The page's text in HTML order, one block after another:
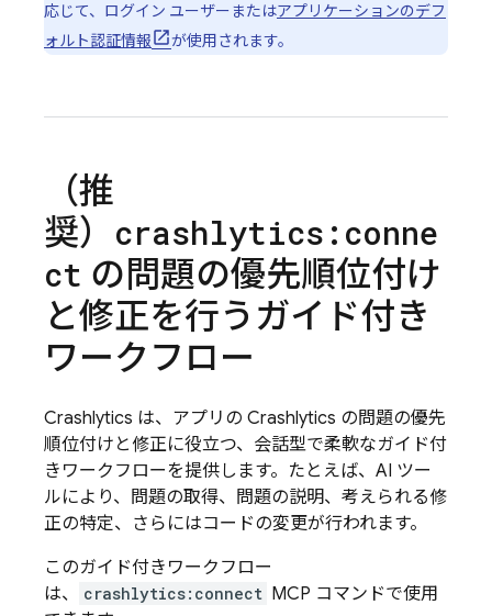
応じて、ログイン ユーザーまたはアプリケーションのデフ
ォルト認証情報
が使用されます。
（推
奨） crashlytics:conne
ct の問題の優先順位付け
と修正を行うガイド付き
ワークフロー
Crashlytics は、アプリの Crashlytics の問題の優先
順位付けと修正に役立つ、会話型で柔軟なガイド付
きワークフローを提供します。たとえば、AI ツー
ルにより、問題の取得、問題の説明、考えられる修
正の特定、さらにはコードの変更が行われます。
このガイド付きワークフロー
は、
crashlytics:connect MCP コマンドで使用